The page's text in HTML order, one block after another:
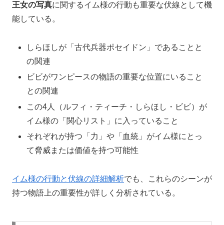
王女の写真に関するイム様の行動も重要な伏線として機
能している。
しらほしが「古代兵器ポセイドン」であることと
の関連
ビビがワンピースの物語の重要な位置にいること
との関連
この4人（ルフィ・ティーチ・しらほし・ビビ）が
イム様の「関心リスト」に入っていること
それぞれが持つ「力」や「血統」がイム様にとっ
て脅威または価値を持つ可能性
イム様の行動と伏線の詳細解析でも、これらのシーンが
持つ物語上の重要性が詳しく分析されている。